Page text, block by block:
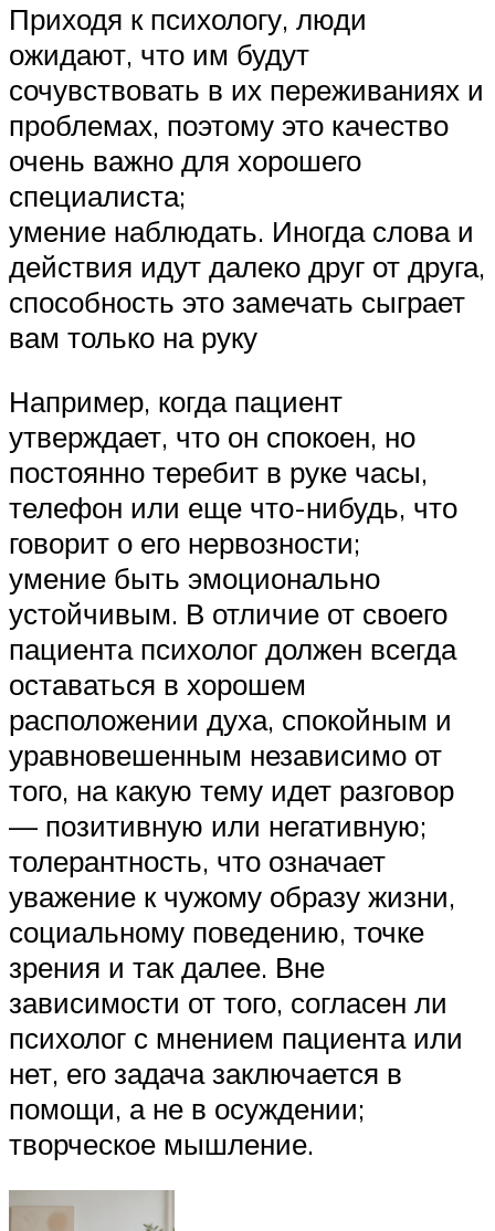
Приходя к психологу, люди
ожидают, что им будут
сочувствовать в их переживаниях и
проблемах, поэтому это качество
очень важно для хорошего
специалиста;
умение наблюдать. Иногда слова и
действия идут далеко друг от друга,
способность это замечать сыграет
вам только на руку
Например, когда пациент
утверждает, что он спокоен, но
постоянно теребит в руке часы,
телефон или еще что-нибудь, что
говорит о его нервозности;
умение быть эмоционально
устойчивым. В отличие от своего
пациента психолог должен всегда
оставаться в хорошем
расположении духа, спокойным и
уравновешенным независимо от
того, на какую тему идет разговор
— позитивную или негативную;
толерантность, что означает
уважение к чужому образу жизни,
социальному поведению, точке
зрения и так далее. Вне
зависимости от того, согласен ли
психолог с мнением пациента или
нет, его задача заключается в
помощи, а не в осуждении;
творческое мышление.